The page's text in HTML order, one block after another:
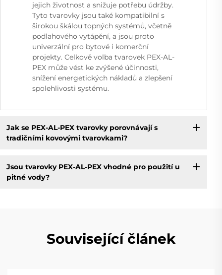
jejich životnost a snižuje potřebu údržby.
Tyto tvarovky jsou také kompatibilní s
širokou škálou topných systémů, včetně
podlahového vytápění, a jsou proto
univerzální pro bytové i komerční
projekty. Celkově volba tvarovek PEX-AL-
PEX může vést ke zvýšené účinnosti,
snížení energetických nákladů a zlepšení
spolehlivosti systému.
Jak se PEX-AL-PEX tvarovky porovnávají s
tradičními kovovými tvarovkami?
Jsou tvarovky PEX-AL-PEX vhodné pro použití u
pitné vody?
Související článek